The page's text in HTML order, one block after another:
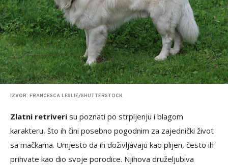
IZVOR: FRANCESCA LESLIE/SHUTTERSTOCK
Zlatni retriveri su poznati po strpljenju i blagom
karakteru, što ih čini posebno pogodnim za zajednički život
sa mačkama. Umjesto da ih doživljavaju kao plijen, često ih
prihvate kao dio svoje porodice. Njihova druželjubiva